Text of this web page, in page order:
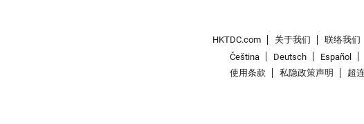
HKTDC.com 关于我们 联络我们
Čeština
Deutsch Español
使用条款
私隐政策声明 超